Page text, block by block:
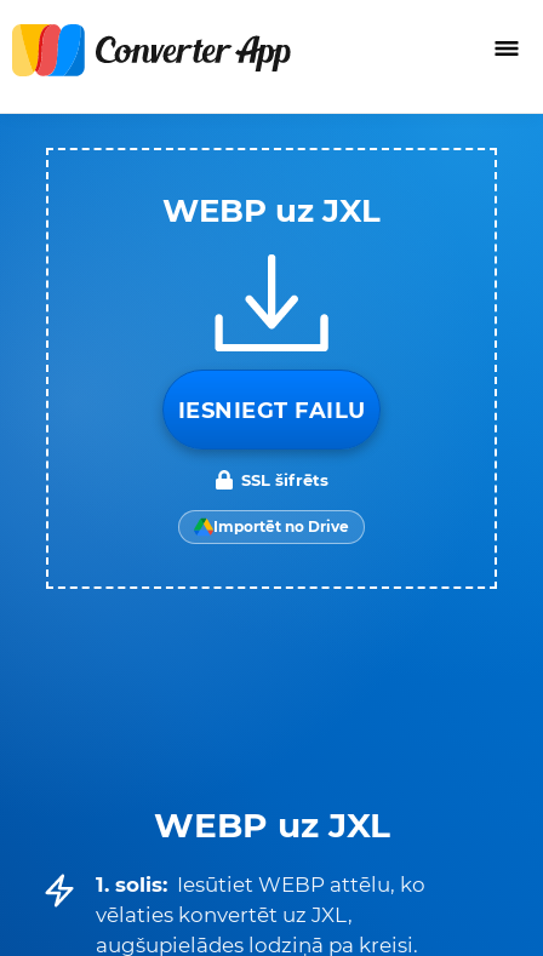
WEBP uz JXL
1. solis: Iesūtiet WEBP attēlu, ko
vēlaties konvertēt uz JXL,
augšupielādes lodziņā pa kreisi.
WEBP uz JXL
IESNIEGT FAILU
SSL šifrēts
Importēt no Drive